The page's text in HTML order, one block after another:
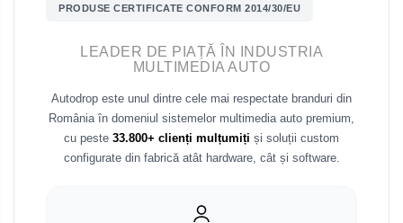
Citroen
PRODUSE CERTIFICATE CONFORM 2014/30/EU
LEADER DE PIAȚĂ ÎN INDUSTRIA
MULTIMEDIA AUTO
Autodrop este unul dintre cele mai respectate branduri din
România în domeniul sistemelor multimedia auto premium,
cu peste 33.800+ clienți mulțumiți și soluții custom
configurate din fabrică atât hardware, cât și software.